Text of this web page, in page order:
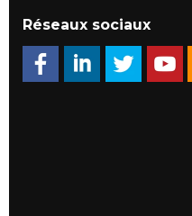
Réseaux sociaux